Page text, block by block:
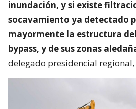
inundación, y si existe
socavamiento ya detectado
mayormente la estructura
bypass, y de sus zonas
delegado presidencial